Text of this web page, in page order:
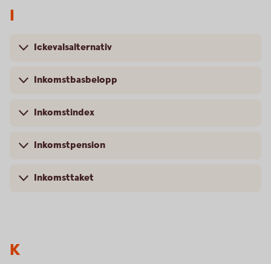
I
Ickevalsalternativ
Inkomstbasbelopp
Inkomstindex
Inkomstpension
Inkomsttaket
K